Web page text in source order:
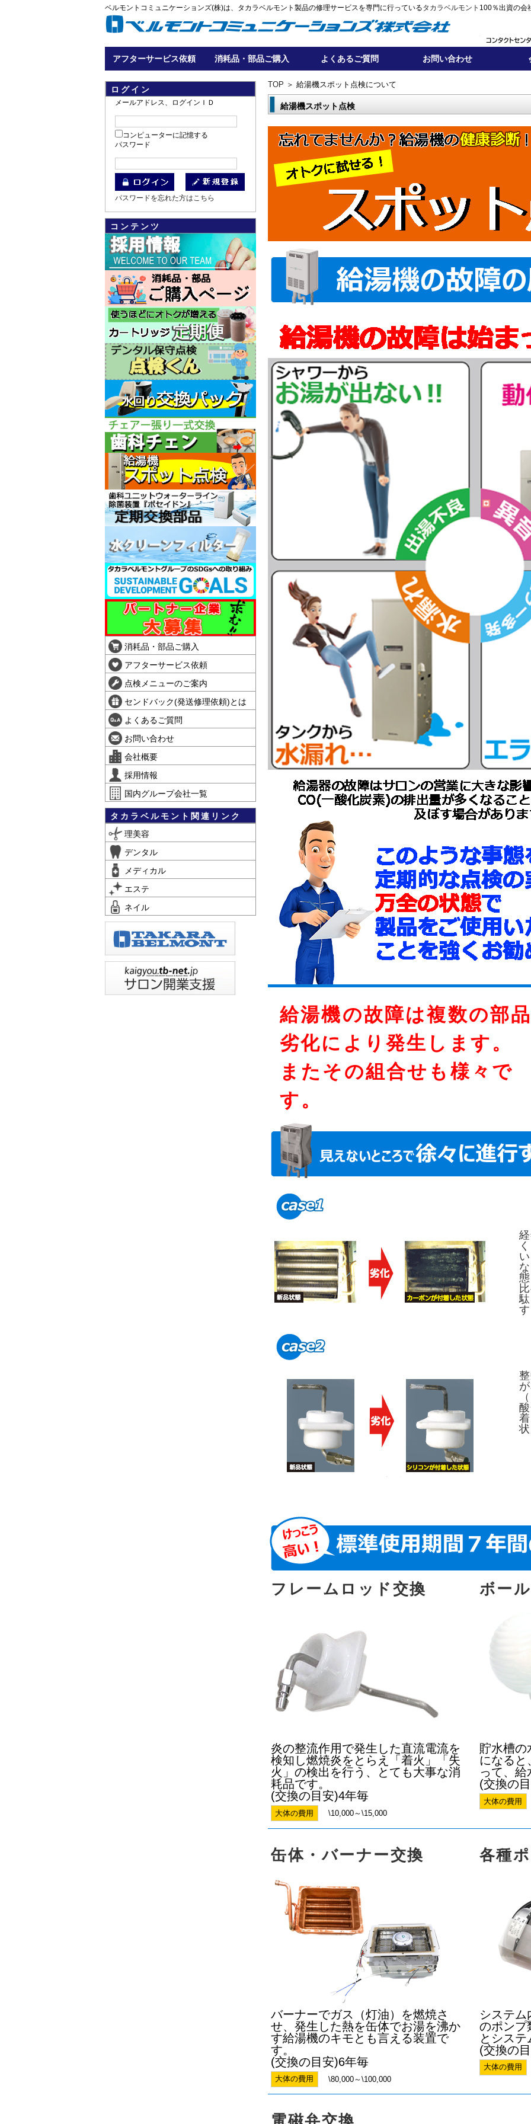
ベルモントコミュニケーションズ(株)は、タカラベルモント製品の修理サービスを専門に行っているタカラベルモント 100％出資の会
アフターサービス依頼 消耗品・部品ご購入 よくあるご質問 お問い合わせ
ログイン
メールアドレス、ログインＩＤ
コンピューターに記憶する
パスワード
パスワードを忘れた方はこちら
コンテンツ
消耗品・部品ご購入
アフターサービス依頼
点検メニューのご案内
センドバック(発送修理依頼)とは
よくあるご質問
お問い合わせ
会社概要
採用情報
国内グループ会社一覧
タカラベルモント関連リンク
理美容
デンタル
メディカル
エステ
ネイル
TOP ＞ 給湯機スポット点検について
給湯機スポット点検
給湯機の故障は複数の部
劣化により発生します。
またその組合せも様々で
す。
フレームロッド交換
炎の整流作用で発生した直流電流を
検知し燃焼炎をとらえ「着火」「失
火」の検出を行う、とても大事な消
耗品です。
(交換の目安)4年毎
大体の費用 \10,000～\15,000
ボー
貯水槽の
になると
って、
(交換の
大体の費用
缶体・バーナー交換
バーナーでガス（灯油）を燃焼さ
せ、発生した熱を缶体でお湯を沸か
す給湯機のキモとも言える装置で
す。
(交換の目安)6年毎
大体の費用 \80,000～\100,000
各種
システム
のポンプ
とシス
(交換の
大体の費用
電磁弁交換